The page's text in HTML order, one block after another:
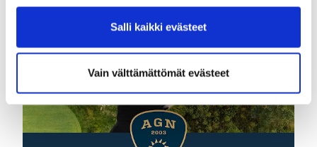
Salli kaikki evästeet
Vain välttämättömät evästeet